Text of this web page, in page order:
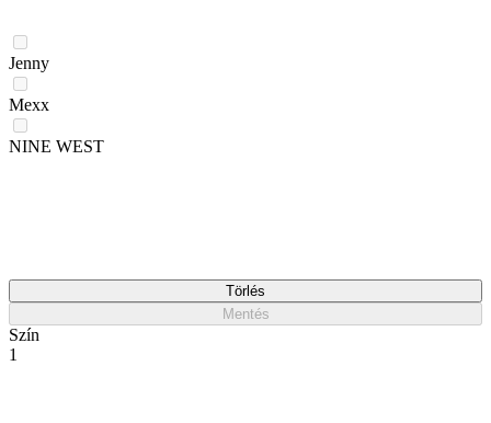
Jenny
Mexx
NINE WEST
Törlés
Mentés
Szín
1